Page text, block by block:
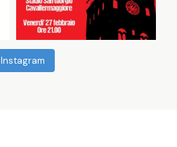
Instagram